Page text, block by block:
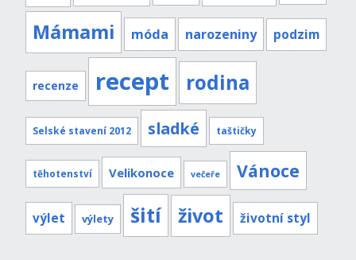
Mámami móda narozeniny podzim
recenze recept rodina
Selské stavení 2012 sladké taštičky
těhotenství Velikonoce večeře Vánoce
výlet výlety šití život životní styl